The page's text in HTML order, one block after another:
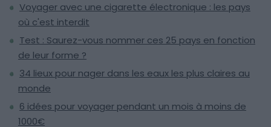
Voyager avec une cigarette électronique : les pays
où c'est interdit
Test : Saurez-vous nommer ces 25 pays en fonction
de leur forme ?
34 lieux pour nager dans les eaux les plus claires au
monde
6 idées pour voyager pendant un mois à moins de
1000€